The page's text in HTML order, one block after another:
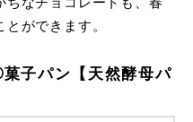
ができます。
子パン【天然酵母パ